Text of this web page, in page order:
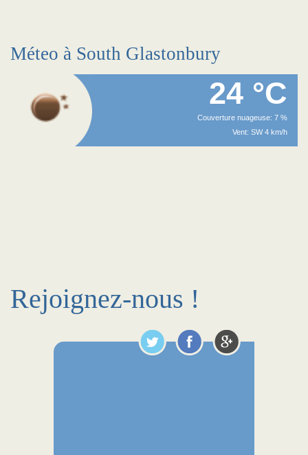
Méteo à South Glastonbury
24 °C
Couverture nuageuse: 7 %
Vent: SW 4 km/h
Rejoignez-nous !